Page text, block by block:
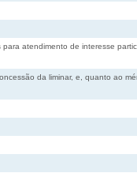
atendimento de interesse
da liminar, e, quanto ao